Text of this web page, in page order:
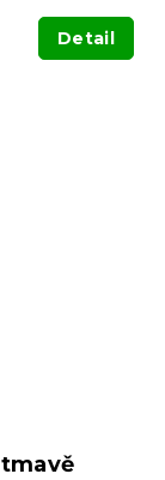
Detail